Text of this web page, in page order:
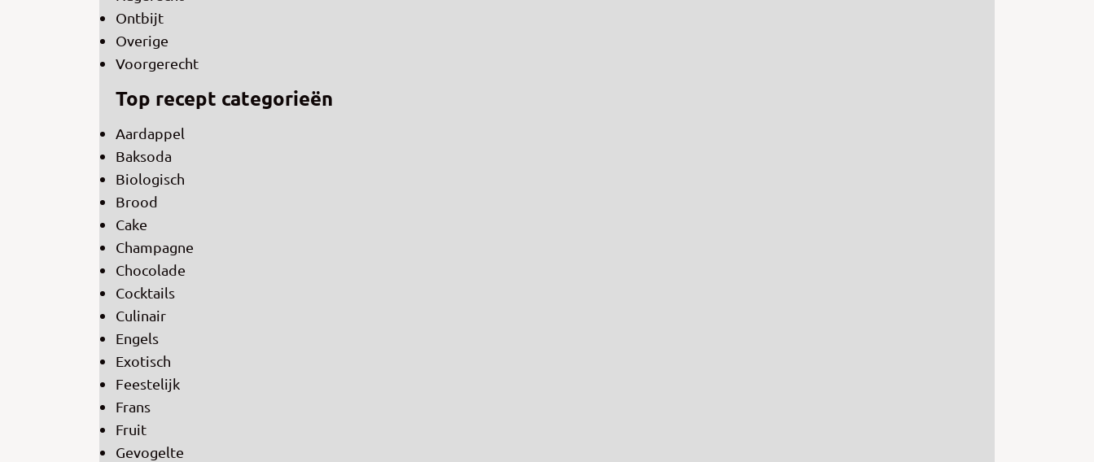
Ontbijt
Overige
Voorgerecht
Top recept categorieën
Aardappel
Baksoda
Biologisch
Brood
Cake
Champagne
Chocolade
Cocktails
Culinair
Engels
Exotisch
Feestelijk
Frans
Fruit
Gevogelte